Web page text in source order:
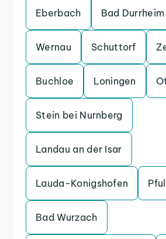
Eberbach Bad Durrheim
Wernau Schuttorf
Buchloe Loningen
Stein bei Nurnberg
Landau an der Isar
Lauda-Konigshofen
Bad Wurzach